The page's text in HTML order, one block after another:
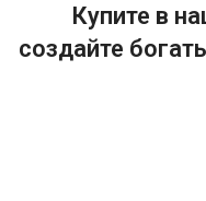
Купите в
создайте